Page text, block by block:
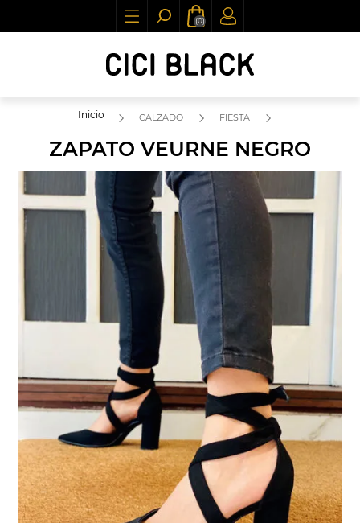
(0)
Inicio CALZADO FIESTA
ZAPATO VEURNE NEGRO